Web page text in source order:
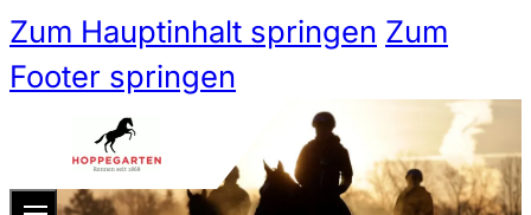
Zum Hauptinhalt springen Zum
Footer springen